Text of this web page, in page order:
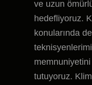
ve uzun
hedefliyoruz.
konularında
tutuyoruz.